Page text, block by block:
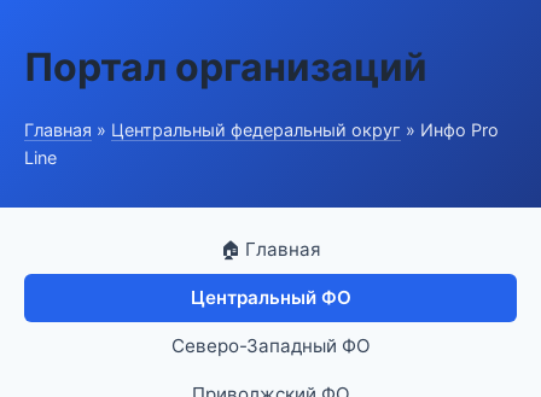
Портал организаций
Главная » Центральный федеральный округ » Инфо Pro
Line
🏠 Главная
Центральный ФО
Северо-Западный ФО